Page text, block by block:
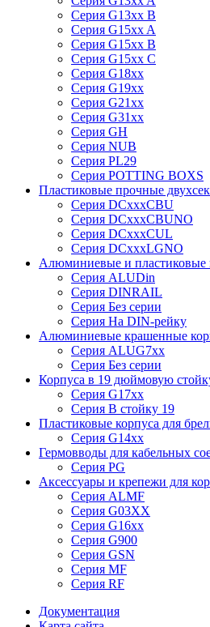
Серия G13xx B
Серия G15xx A
Серия G15xx B
Серия G15xx C
Серия G18xx
Серия G19xx
Серия G21xx
Серия G31xx
Серия GH
Серия NUB
Серия PL29
Серия POTTING BOXS
Пластиковые прочные
Серия DCxxxCBU
Серия DCxxxCBUNO
Серия DCxxxCUL
Серия DCxxxLGNO
Алюминиевые и пластиковые
Серия ALUDin
Серия DINRAIL
Серия Без серии
Серия На DIN-рейку
Алюминиевые крашенные
Серия ALUG7xx
Серия Без серии
Корпуса в 19 дюймовую
Серия G17xx
Серия В стойку 19
Пластиковые корпуса для
Серия G14xx
Гермовводы для кабельных
Серия PG
Аксессуары и крепежи для
Серия ALMF
Серия G03XX
Серия G16xx
Серия G900
Серия GSN
Серия MF
Серия RF
Документация